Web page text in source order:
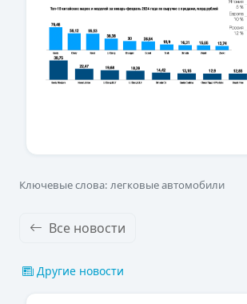
Ключевые слова: легковые автомобили
Все новости
Другие новости